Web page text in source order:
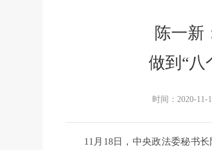
陈一新
做到“八
时间：2020-11-
11月18日，中央政法委秘书